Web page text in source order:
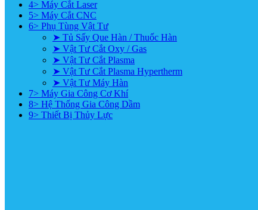
4> Máy Cắt Laser
5> Máy Cắt CNC
6> Phụ Tùng Vật Tư
➤ Tủ Sấy Que Hàn / Thuốc Hàn
➤ Vật Tư Cắt Oxy / Gas
➤ Vật Tư Cắt Plasma
➤ Vật Tư Cắt Plasma Hypertherm
➤ Vật Tư Máy Hàn
7> Máy Gia Công Cơ Khí
8> Hệ Thống Gia Công Dầm
9> Thiết Bị Thủy Lực